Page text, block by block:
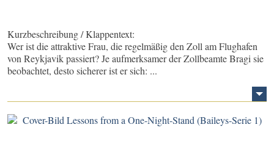
Kurzbeschreibung / Klappentext:
Wer ist die attraktive Frau, die regelmäßig den Zoll am Flughafen
von Reykjavik passiert? Je aufmerksamer der Zollbeamte Bragi sie
beobachtet, desto sicherer ist er sich: ...